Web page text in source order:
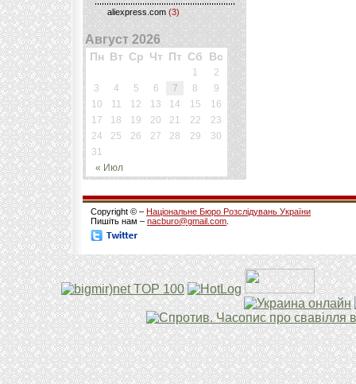
aliexpress.com (3)
Август 2026
Пн Вт Ср Чт Пт Сб Вс
« Июл
1
2
3
4 5 6 7 8
9
10
11 12 13 14 15
16
17
18 19 20 21 22
23
24
25 26 27 28 29
30
31
Copyright © – Національне Бюро Розслідувань України
Пишіть нам – nacburo@gmail.com